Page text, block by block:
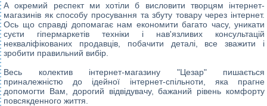
А окремий респект ми хотіли б висловити творцям інтернет-
магазинів як способу просування та збуту товару через інтернет.
Ось що справді допомагає нам економити багато часу, уникати
суєти гіпермаркетів техніки і нав'язливих консультацій
некваліфікованих продавців, побачити деталі, все зважити і
зробити правильний вибір.
Весь колектив інтернет-магазину "Цезар" пишається
приналежністю до ідейної інтернет-спільноти, яка прагне
допомогти Вам, дорогий відвідувачу, бажаний рівень комфорту
повсякденного життя.